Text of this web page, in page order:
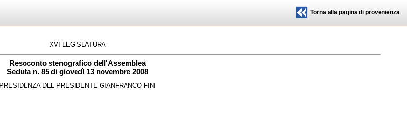
Torna alla pagina di provenienza
XVI LEGISLATURA
Resoconto stenografico dell'Assemblea
Seduta n. 85 di giovedì 13 novembre 2008
PRESIDENZA DEL PRESIDENTE GIANFRANCO FINI